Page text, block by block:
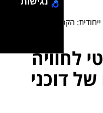
הקסם של דוכני מזון
לחוויה
דוכני